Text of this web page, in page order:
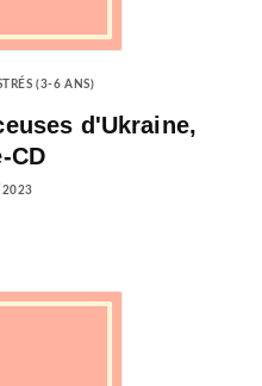
(3-6 ANS)
d'Ukraine,
CD